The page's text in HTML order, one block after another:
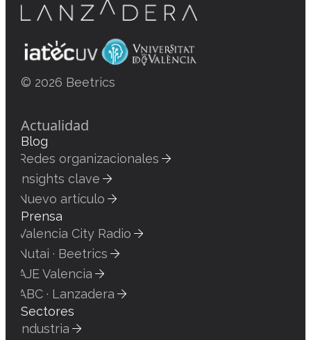
© 2026 Beetrics
Actualidad
Blog
Redes organizacionales
Insights clave
Nuevo artículo
Prensa
Valencia City Radio
Nutai · Beetrics
AJE Valencia
ABC · Lanzadera
Sectores
Industria